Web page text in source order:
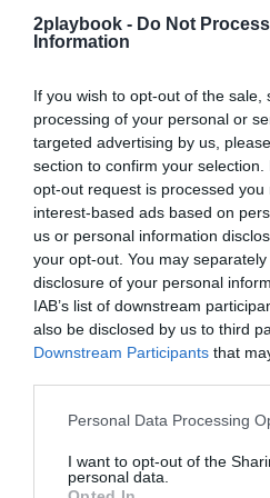
2playbook - Do Not
Information
If you wish to opt-out of the
processing of your personal or
targeted advertising by us,
section to confirm your
opt-out request is processed you
interest-based ads based on
us or personal information
your opt-out. You may
disclosure of your personal
IAB’s list of downstream
also be disclosed by us to third
Downstream Participants that
Personal Data Processing
I want to opt-out of the
personal data.
, inscritas en
circuito, desde Pre-Mini a
ha seguido contando con la
España es el deporte con
femeninas (130.644) por
Escalada, Fútbol, Golf y
Instituciones y
La implicación de las
Plaza 3x3 CaixaBank ha
con las visitas de los
institucionales locales y
han sido la participación de
de Vigo, Córdoba, Toledo y
representantes de los
Murcia y Canarias; así como
de deportes, políticas
las jornadas.
Baloncesto, el ‘deporte
acelera la carrera hacia